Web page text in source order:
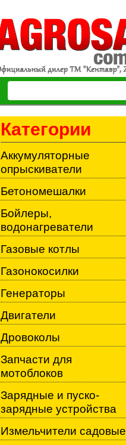
Категории
Аккумуляторные
опрыскиватели
Бетономешалки
Бойлеры,
водонагреватели
Газовые котлы
Газонокосилки
Генераторы
Двигатели
Дровоколы
Запчасти для
мотоблоков
Зарядные и пуско-
зарядные устройства
Измельчители садовые